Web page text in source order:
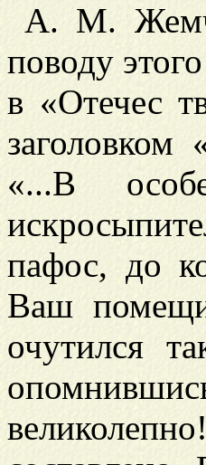
А. М.
поводу
в «Отечес
«...В
пафос, до
Ваш
очутился